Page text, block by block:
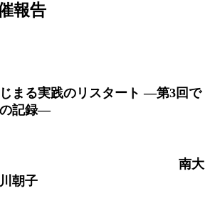
報告
まる実践のリスタート ―第3回で
の記録―
南大
朝子